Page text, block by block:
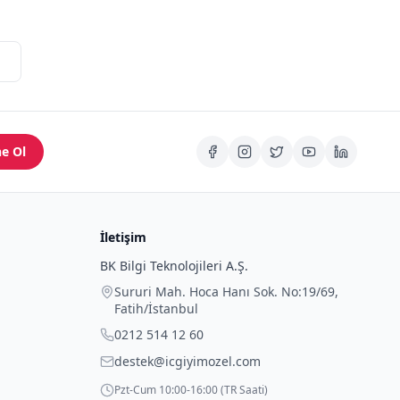
Ol
İletişim
BK Bilgi Teknolojileri A.Ş.
Sururi Mah. Hoca Hanı Sok. No:19/69,
Fatih/İstanbul
0212 514 12 60
destek@icgiyimozel.com
Pzt-Cum 10:00-16:00 (TR Saati)